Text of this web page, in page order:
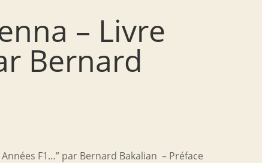
– Livre
Bernard
Années F1…” par Bernard Bakalian – Préface